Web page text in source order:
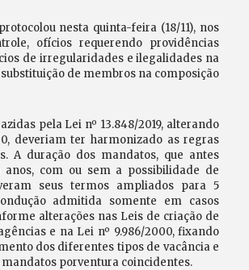
nesta quinta-feira (18/11), nos
ofícios requerendo providências
de irregularidades e ilegalidades na
de membros na composição
pela Lei nº 13.848/2019, alterando
deveriam ter harmonizado as regras
A duração dos mandatos, que antes
com ou sem a possibilidade de
seus termos ampliados para 5
admitida somente em casos
alterações nas Leis de criação de
e na Lei nº 9.986/2000, fixando
dos diferentes tipos de vacância e
porventura coincidentes.